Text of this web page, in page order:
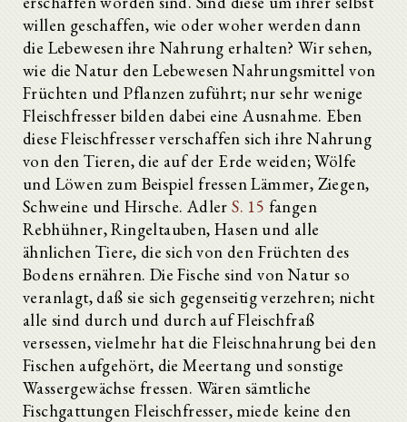
willen geschaffen, wie oder woher werden dann
die Lebewesen ihre Nahrung erhalten? Wir sehen,
wie die Natur den Lebewesen Nahrungsmittel von
Früchten und Pflanzen zuführt; nur sehr wenige
Fleischfresser bilden dabei eine Ausnahme. Eben
diese Fleischfresser verschaffen sich ihre Nahrung
von den Tieren, die auf der Erde weiden; Wölfe
und Löwen zum Beispiel fressen Lämmer, Ziegen,
Schweine und Hirsche. AdlerS. 15 fangen
Rebhühner, Ringeltauben, Hasen und alle
ähnlichen Tiere, die sich von den Früchten des
Bodens ernähren. Die Fische sind von Natur so
veranlagt, daß sie sich gegenseitig verzehren; nicht
alle sind durch und durch auf Fleischfraß
versessen, vielmehr hat die Fleischnahrung bei den
Fischen aufgehört, die Meertang und sonstige
Wassergewächse fressen. Wären sämtliche
Fischgattungen Fleischfresser, miede keine den